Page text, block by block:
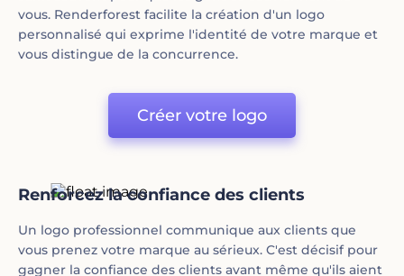
vous. Renderforest facilite la création d'un logo
personnalisé qui exprime l'identité de votre marque et
vous distingue de la concurrence.
Créer votre logo
Renforcez la confiance des clients
Un logo professionnel communique aux clients que
vous prenez votre marque au sérieux. C'est décisif pour
gagner la confiance des clients avant même qu'ils aient